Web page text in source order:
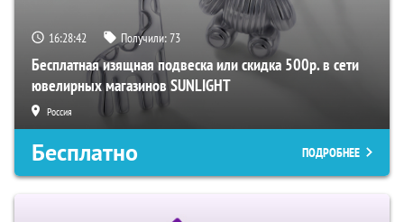
16:28:41 Получили:73
Бесплатная изящная подвеска или скидка 500р. в сети
ювелирных магазинов SUNLIGHT
Россия
Бесплатно ПОДРОБНЕЕ